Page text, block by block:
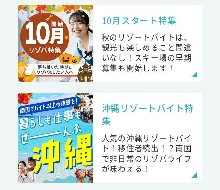
10月スタート特集
秋のリゾートバイトは、
観光も楽しめること間違
いなし！スキー場の早期
募集も開始します！
沖縄リゾートバイト特
集
人気の沖縄リゾートバイ
ト！移住者続出！？南国
で非日常のリゾバライフ
が味わえる！